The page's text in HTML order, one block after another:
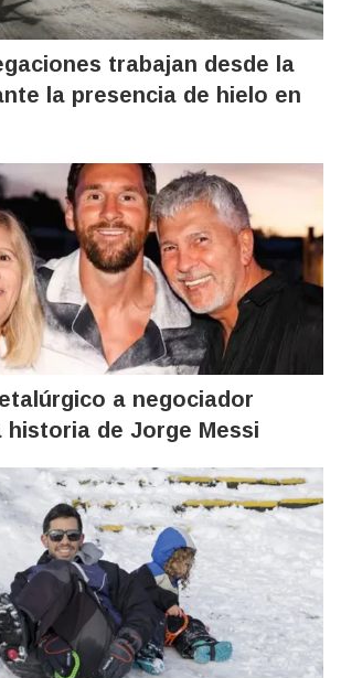
trabajan desde la
la presencia de hielo en
a negociador
historia de Jorge Messi